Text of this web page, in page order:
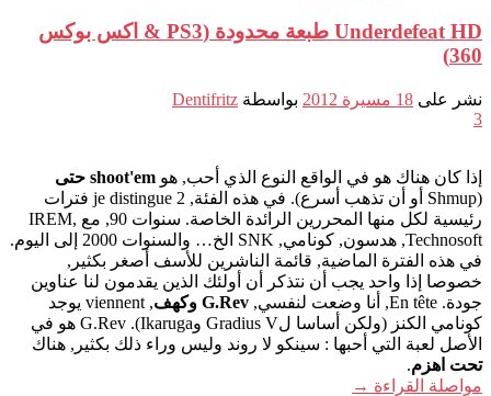
Underdefeat HD طبعة محدودة (PS3 & اكس بوكس
360)
نشر على 18 مسيرة 2012 بواسطة Dentifritz
3
إذا كان هناك هو في الواقع النوع الذي أحب, هو shoot'em حتى
(Shmup أو أن تذهب أسرع). في هذه الفئة, je distingue 2 فترات
رئيسية لكل منها المحررين الرائدة الخاصة. سنوات 90, مع IREM,
Technosoft, هدسون, كونامي, SNK الخ… والسنوات 2000 إلى اليوم.
في هذه الفترة الماضية, قائمة الناشرين للأسف أصغر بكثير,
خصوصا إذا واحد يجب أن نتذكر أن أولئك الذين يقدمون لنا عناوين
جودة. En tête, أنا وضعت لنفسي,
G.Rev وكهف
, viennent يوجد
كونامي الكنز (ولكن أساسا لGradius V وIkaruga). G.Rev هو في
الأصل لعبة التي أحبها : سينكو لا روند وليس وراء ذلك بكثير, هناك
تحت اهزم.
مواصلة القراءة →